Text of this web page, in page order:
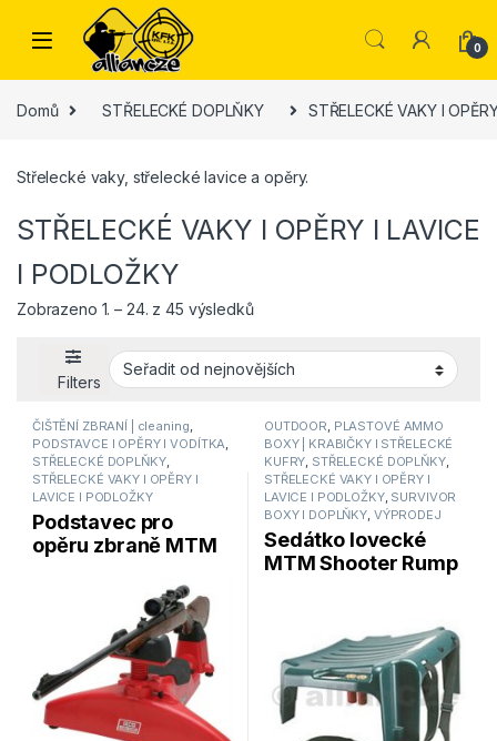
Skip to navigation
Skip to content
0
Domů STŘELECKÉ DOPLŇKY STŘELECKÉ VAKY I
Střelecké vaky, střelecké lavice a opěry.
STŘELECKÉ VAKY I OPĚRY I LAVICE
I PODLOŽKY
Zobrazeno 1. – 24. z 45 výsledkůSeřazeno od nejnovějších
Filters
ČIŠTĚNÍ ZBRANÍ | cleaning
PODSTAVCE I OPĚRY I VODÍTKA
STŘELECKÉ DOPLŇKY,
STŘELECKÉ VAKY I OPĚRY I
LAVICE I PODLOŽKY
Podstavec pro
opěru zbraně MTM
Rest / PSR-30
OUTDOOR PLASTOVÉ AMMO
BOXY | KRABIČKY I STŘELECKÉ
KUFRY STŘELECKÉ DOPLŇKY,
STŘELECKÉ VAKY I OPĚRY I
LAVICE I PODLOŽKY, SURVIVOR
BOXY I DOPLŇKY VÝPRODEJ
Sedátko lovecké
MTM Shooter Rump